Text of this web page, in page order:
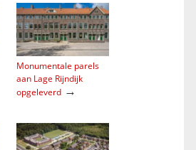
Monumentale parels
aan Lage Rijndijk
opgeleverd→